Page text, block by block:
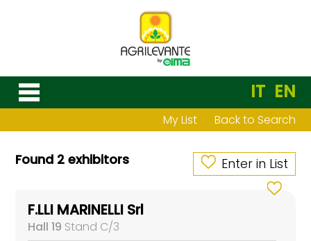
IT EN
My List Back to Search
Found 2 exhibitors Enter in List
F.LLI MARINELLI Srl
Hall 19 Stand C/3